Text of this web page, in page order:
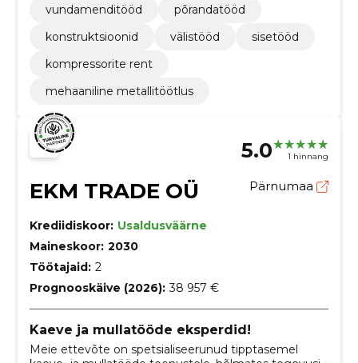
vundamenditööd
põrandatööd
konstruktsioonid
välistööd
sisetööd
kompressorite rent
mehaaniline metallitöötlus
5.0 1 hinnang
EKM TRADE OÜ Pärnumaa
Krediidiskoor: Usaldusväärne
Maineskoor: 2030
Töötajaid: 2
Prognooskäive (2026): 38 957 €
Kaeve ja mullatööde eksperdid!
Meie ettevõte on spetsialiseerunud tipptasemel